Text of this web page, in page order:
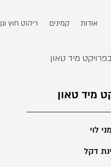
אודות קמינים ריהוט חוץ וגן
מיד טאון
מיד טאון
לוי
דקל